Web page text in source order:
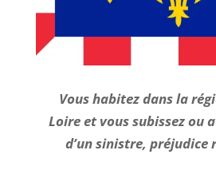
Vous habitez dans la
Loire et vous subissez ou
d’un sinistre, préjudice